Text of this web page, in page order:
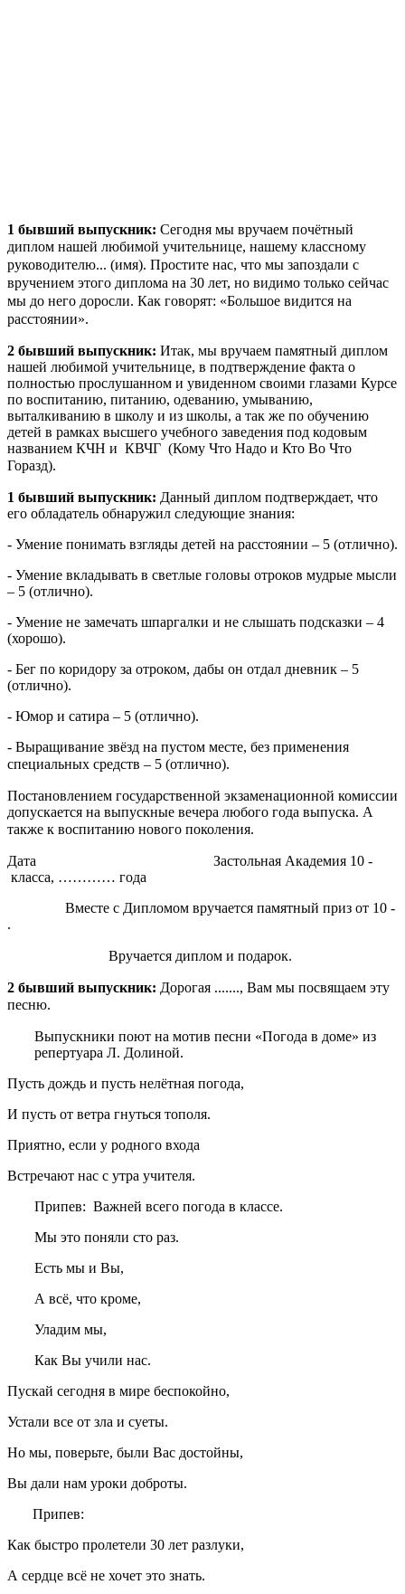
1 бывший выпускник: Сегодня мы вручаем почётный
диплом нашей любимой учительнице, нашему классному
руководителю... (имя). Простите нас, что мы запоздали с
вручением этого диплома на 30 лет, но видимо только сейчас
мы до него доросли. Как говорят: «Большое видится на
расстоянии».
2 бывший выпускник: Итак, мы вручаем памятный диплом
нашей любимой учительнице, в подтверждение факта о
полностью прослушанном и увиденном своими глазами Курсе
по воспитанию, питанию, одеванию, умыванию,
выталкиванию в школу и из школы, а так же по обучению
детей в рамках высшего учебного заведения под кодовым
названием КЧН и КВЧГ (Кому Что Надо и Кто Во Что
Горазд).
1 бывший выпускник: Данный диплом подтверждает, что
его обладатель обнаружил следующие знания:
- Умение понимать взгляды детей на расстоянии – 5 (отлично).
- Умение вкладывать в светлые головы отроков мудрые мысли
– 5 (отлично).
- Умение не замечать шпаргалки и не слышать подсказки – 4
(хорошо).
- Бег по коридору за отроком, дабы он отдал дневник – 5
(отлично).
- Юмор и сатира – 5 (отлично).
- Выращивание звёзд на пустом месте, без применения
специальных средств – 5 (отлично).
Постановлением государственной экзаменационной комиссии
допускается на выпускные вечера любого года выпуска. А
также к воспитанию нового поколения.
Дата Застольная Академия 10 -
класса, ………… года
Вместе с Дипломом вручается памятный приз от 10 -
.
Вручается диплом и подарок.
2 бывший выпускник: Дорогая ......., Вам мы посвящаем эту
песню.
Выпускники поют на мотив песни «Погода в доме» из
репертуара Л. Долиной.
Пусть дождь и пусть нелётная погода,
И пусть от ветра гнуться тополя.
Приятно, если у родного входа
Встречают нас с утра учителя.
Припев: Важней всего погода в классе.
Мы это поняли сто раз.
Есть мы и Вы,
А всё, что кроме,
Уладим мы,
Как Вы учили нас.
Пускай сегодня в мире беспокойно,
Устали все от зла и суеты.
Но мы, поверьте, были Вас достойны,
Вы дали нам уроки доброты.
Припев:
Как быстро пролетели 30 лет разлуки,
А сердце всё не хочет это знать.